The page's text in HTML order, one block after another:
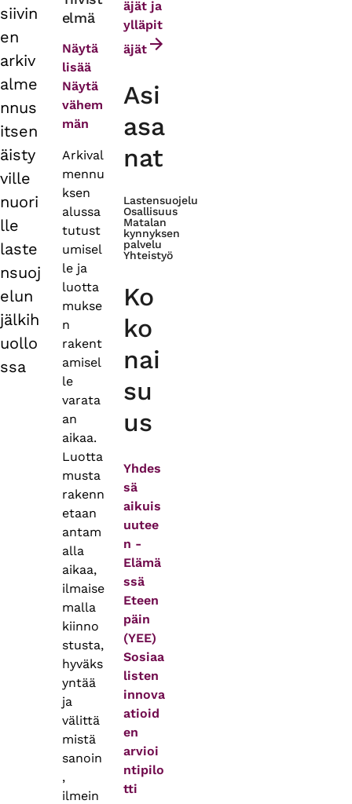
tabs
siivin
en
arkiv
alme
nnus
itsen
äisty
ville
nuori
lle
laste
nsuoj
elun
jälkih
uollo
ssa
elmä
Näytä
lisää
Näytä
vähem
män
Arkival
mennu
ksen
alussa
tutust
umisel
le ja
luotta
mukse
n
rakent
amisel
le
varata
an
aikaa.
Luotta
musta
rakenn
etaan
antam
alla
aikaa,
ilmaise
malla
kiinno
stusta,
hyväks
yntää
ja
välittä
mistä
sanoin
,
ilmein
äjät ja
ylläpit
äjät
Asi
asa
nat
Lastensuojelu
Osallisuus
Matalan
kynnyksen
palvelu
Yhteistyö
Ko
ko
nai
su
us
Yhdes
sä
aikuis
uutee
n -
Elämä
ssä
Eteen
päin
(YEE)
Sosiaa
listen
innova
atioid
en
arvioi
ntipilo
tti